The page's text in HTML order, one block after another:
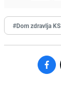
#Dom zdravlja KS